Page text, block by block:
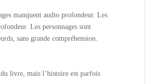
manquent audio profondeur. Les
Les personnages sont
sans grande compréhension.
livre, mais l’histoire est parfois